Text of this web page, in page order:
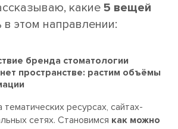
какие 5 вещей
этом направлении:
бренда стоматологии
пространстве: растим объёмы
тематических ресурсах, сайтах-
сетях. Становимся как можно